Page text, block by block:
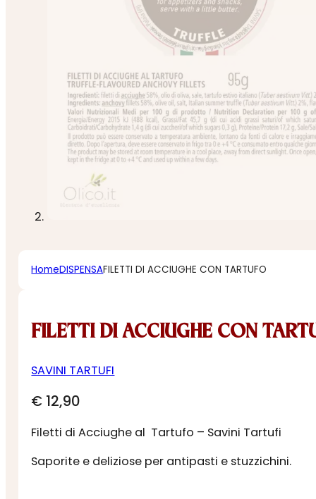
HomeDISPENSAFILETTI DI ACCIUGHE CON TARTUFO
FILETTI DI ACCIUGHE CON
SAVINI TARTUFI
€ 12,90
Filetti di Acciughe al Tartufo – Savini Tartufi
Saporite e deliziose per antipasti e stuzzichini.